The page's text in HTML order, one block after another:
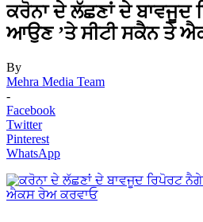
ਕਰੋਨਾ ਦੇ ਲੱਛਣਾਂ ਦੇ ਬਾਵਜੂਦ
ਆਉਣ ’ਤੇ ਸੀਟੀ ਸਕੈਨ ਤੇ
By
Mehra Media Team
-
Facebook
Twitter
Pinterest
WhatsApp